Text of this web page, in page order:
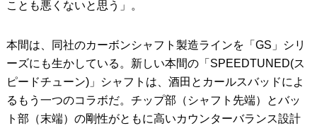
ことも悪くないと思う」。
本間は、同社のカーボンシャフト製造ラインを「GS」シリ
ーズにも生かしている。新しい本間の「SPEEDTUNED(ス
ピードチューン)」シャフトは、酒田とカールスバッドによ
るもう一つのコラボだ。チップ部（シャフト先端）とバッ
ト部（末端）の剛性がともに高いカウンターバランス設計